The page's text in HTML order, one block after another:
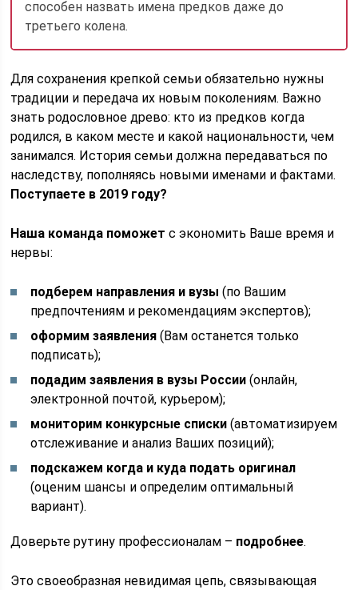
способен назвать имена предков даже до
третьего колена.
Для сохранения крепкой семьи обязательно нужны
традиции и передача их новым поколениям. Важно
знать родословное древо: кто из предков когда
родился, в каком месте и какой национальности, чем
занимался. История семьи должна передаваться по
наследству, пополняясь новыми именами и фактами.
Поступаете в 2019 году?
Наша команда поможет с экономить Ваше время и
нервы:
подберем направления и вузы (по Вашим
предпочтениям и рекомендациям экспертов);
оформим заявления (Вам останется только
подписать);
подадим заявления в вузы России (онлайн,
электронной почтой, курьером);
мониторим конкурсные списки (автоматизируем
отслеживание и анализ Ваших позиций);
подскажем когда и куда подать оригинал
(оценим шансы и определим оптимальный
вариант).
Доверьте рутину профессионалам – подробнее.
Это своеобразная невидимая цепь, связывающая